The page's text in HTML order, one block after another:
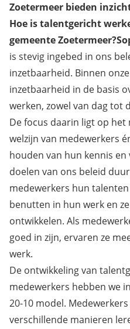
Zoetermeer bieden
Hoe is talentgericht
gemeente Zoetermeer?
is stevig ingebed in ons
inzetbaarheid. Binnen
inzetbaarheid in de basis
werken, zowel van dag tot
De focus daarin ligt op het
welzijn van medewerkers
houden van hun kennis en
doelen van ons beleid
medewerkers hun
benutten in hun werk en
ontwikkelen. Als
goed in zijn, ervaren ze
werk.
De ontwikkeling van
medewerkers hebben we
20-10 model.
verschillende manieren